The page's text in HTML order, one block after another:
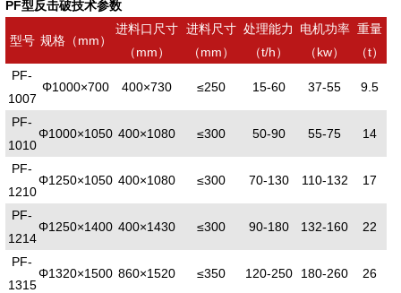
PF型反击破技术参数
型号 规格（mm）
进料口尺寸
（mm）
进料尺寸
（mm）
处理能力
（t/h）
电机功率
（kw）
重量
（t）
PF-
1007
Φ1000×700 400×730 ≤250 15-60 37-55 9.5
PF-
1010
Φ1000×1050 400×1080 ≤300 50-90 55-75 14
PF-
1210
Φ1250×1050 400×1080 ≤300 70-130 110-132 17
PF-
1214
Φ1250×1400 400×1430 ≤300 90-180 132-160 22
PF-
1315
Φ1320×1500 860×1520 ≤350 120-250 180-260 26